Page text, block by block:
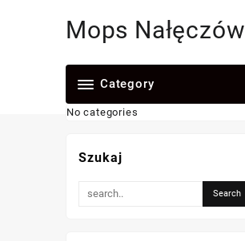
Mops Nałęczów
Category
No categories
Szukaj